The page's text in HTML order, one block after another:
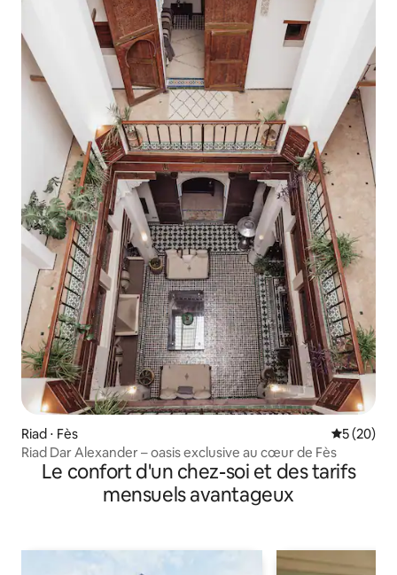
Riad ⋅ Fès
5 (20)
Riad Dar Alexander – oasis exclusive au cœur de Fès
Le confort d'un chez-soi et des tarifs
mensuels avantageux